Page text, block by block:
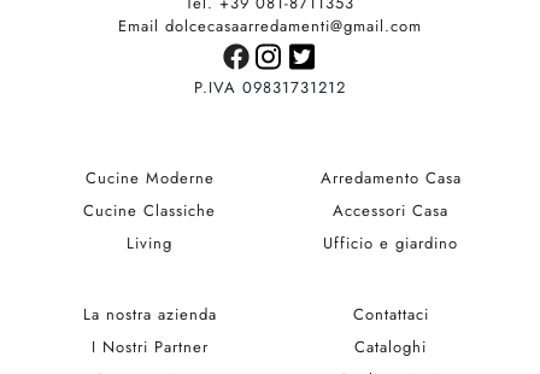
Email dolcecasaarredamenti@gmail.com
P.IVA 09831731212
Cucine Moderne
Cucine Classiche
Living
Arredamento Casa
Accessori Casa
Ufficio e giardino
La nostra azienda
I Nostri Partner
Contattaci
Cataloghi